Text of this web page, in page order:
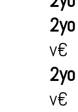
2yo
v€
2yo
v€